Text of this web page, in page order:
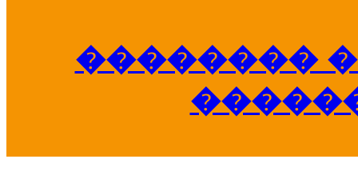
��������